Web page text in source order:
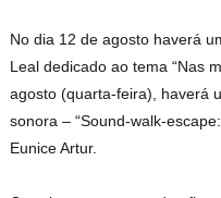
No dia 12 de agosto haverá
Leal dedicado ao tema “Nas
agosto (quarta-feira), haverá
sonora – “Sound-walk-
Eunice Artur.